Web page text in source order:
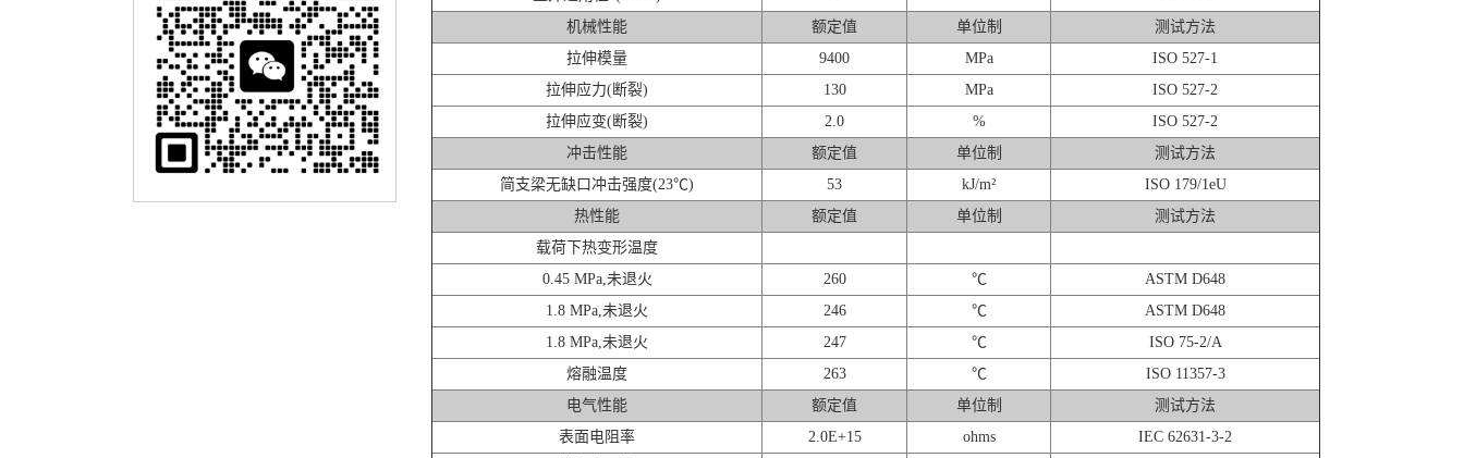
机械性能
额定值 单位制
测试方法
拉伸模量
9400 MPa
ISO 527-1
拉伸应力(断裂)
130 MPa
ISO 527-2
拉伸应变(断裂)
2.0 %
ISO 527-2
冲击性能
额定值 单位制
测试方法
简支梁无缺口冲击强度(23℃)
53 kJ/m²
ISO 179/1eU
热性能
额定值 单位制
测试方法
载荷下热变形温度
0.45 MPa,未退火
260 ℃
ASTM D648
1.8 MPa,未退火
246 ℃
ASTM D648
1.8 MPa,未退火
247 ℃
ISO 75-2/A
熔融温度
263 ℃
ISO 11357-3
电气性能
额定值 单位制
测试方法
表面电阻率
2.0E+15 ohms
IEC 62631-3-2